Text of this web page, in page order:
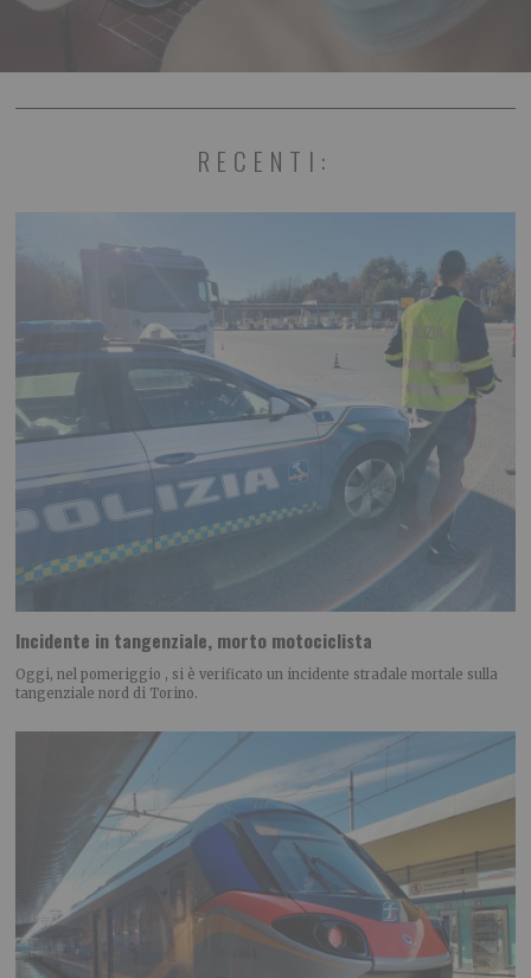
RECENTI:
Incidente in tangenziale, morto motociclista
Oggi, nel pomeriggio , si è verificato un incidente stradale mortale sulla
tangenziale nord di Torino.